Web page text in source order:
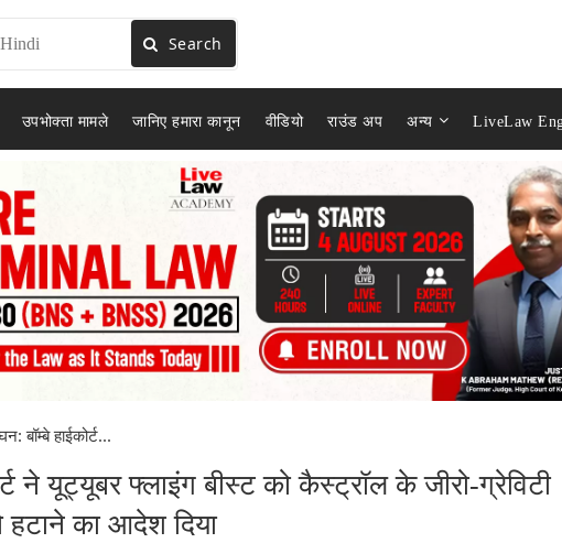
Search
उपभोक्ता मामले जानिए हमारा कानून वीडियो राउंड अप अन्य LiveLaw
बॉम्बे हाईकोर्ट...
ने यूट्यूबर फ्लाइंग बीस्ट को कैस्ट्रॉल के जीरो-ग्रेविटी
हटाने का आदेश दिया